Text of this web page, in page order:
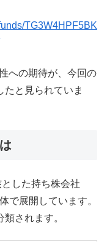
TG3W4HPF5BK
への期待が、今回の
たと見られていま
した持ち株会社
で展開しています。
されます。